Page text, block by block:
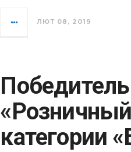
ЛЮТ 08, 2019
категории